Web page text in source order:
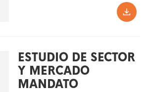
ESTUDIO DE SECTOR
Y MERCADO
MANDATO